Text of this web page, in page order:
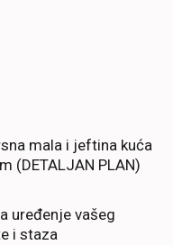
mala i jeftina kuća
(DETALJAN PLAN)
uređenje vašeg
i staza